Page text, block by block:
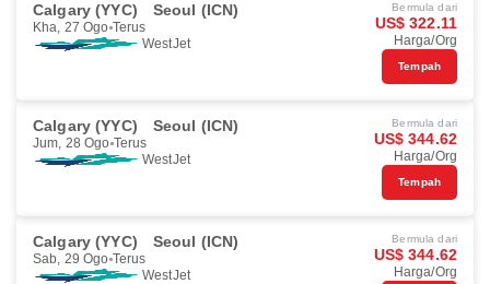
Calgary (YYC) Seoul (ICN)
Kha, 27 Ogo Terus
WestJet
Bermula dari
US$ 322.11
Harga/Org
Tempah
Calgary (YYC) Seoul (ICN)
Jum, 28 Ogo Terus
WestJet
Bermula dari
US$ 344.62
Harga/Org
Tempah
Calgary (YYC) Seoul (ICN)
Sab, 29 Ogo Terus
WestJet
Bermula dari
US$ 344.62
Harga/Org